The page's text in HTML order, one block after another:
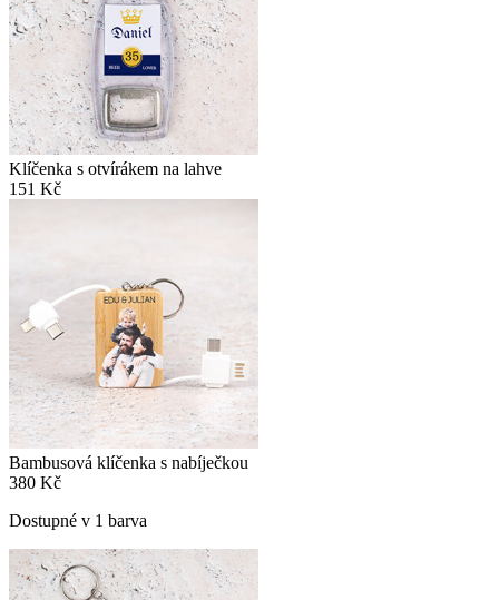
Klíčenka s otvírákem na lahve
151 Kč
Bambusová klíčenka s nabíječkou
380 Kč
Dostupné v 1 barva